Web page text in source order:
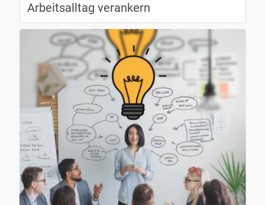
Arbeitsalltag verankern